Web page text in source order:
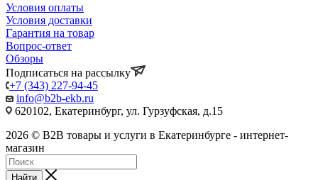
Условия оплаты
Условия доставки
Гарантия на товар
Вопрос-ответ
Обзоры
Подписаться на рассылку
+7 (343) 227-94-45
info@b2b-ekb.ru
620102, Екатеринбург, ул. Гурзуфская, д.15
2026 © B2B товары и услуги в Екатеринбурге - интернет-
магазин
Найти